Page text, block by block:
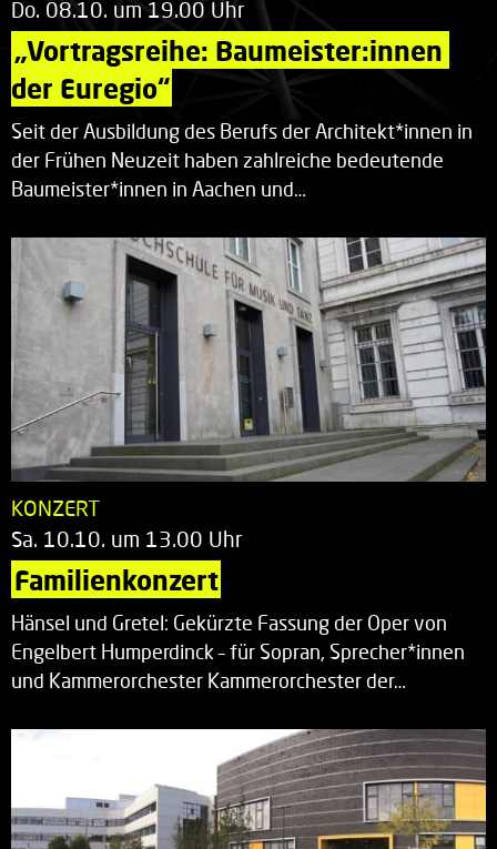
Do. 08.10. um 19.00 Uhr
„Vortragsreihe: Baumeister:innen
der Euregio“
Seit der Ausbildung des Berufs der Architekt*innen in
der Frühen Neuzeit haben zahlreiche bedeutende
Baumeister*innen in Aachen und…
KONZERT
Sa. 10.10. um 13.00 Uhr
Familienkonzert
Hänsel und Gretel: Gekürzte Fassung der Oper von
Engelbert Humperdinck – für Sopran, Sprecher*innen
und Kammerorchester Kammerorchester der…